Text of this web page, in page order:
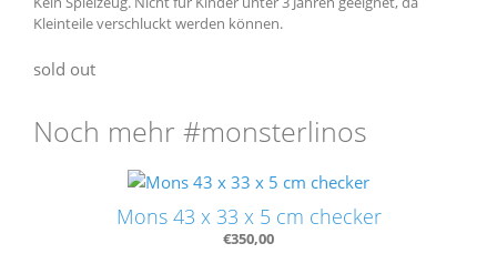
Kleinteile verschluckt werden können.
sold out
Noch mehr #monsterlinos
Mons 43 x 33 x 5 cm checker
€350,00